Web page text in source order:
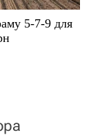
5-7-9 для